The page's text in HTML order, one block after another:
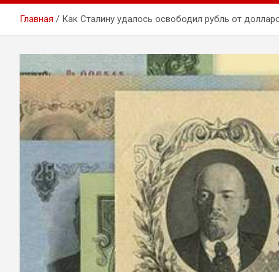
Главная Как Сталину удалось освободил рубль от